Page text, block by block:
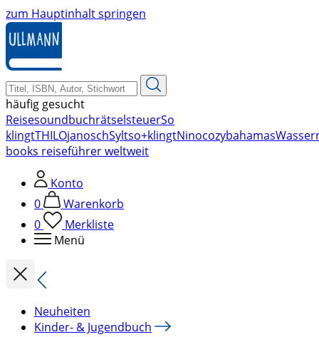
zum Hauptinhalt springen
häufig gesucht
ReisesoundbuchrätselsteuerSo
klingtTHILOjanoschSyltso+klingtNinocozybahamas
books reiseführer weltweit
Konto
0
Warenkorb
0
Merkliste
Menü
Neuheiten
Kinder- & Jugendbuch